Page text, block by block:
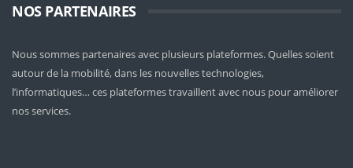
NOS PARTENAIRES
Nous sommes partenaires avec plusieurs plateformes. Quelles soient
autour de la mobilité, dans les nouvelles technologies,
l’informatiques… ces plateformes travaillent avec nous pour améliorer
nos services.